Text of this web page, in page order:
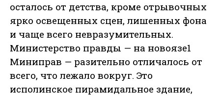
осталось от детства, кроме отрывочных
ярко освещенных сцен, лишенных фона
и чаще всего невразумительных.
Министерство правды — на новоязе1
Миниправ — разительно отличалось от
всего, что лежало вокруг. Это
исполинское пирамидальное здание,